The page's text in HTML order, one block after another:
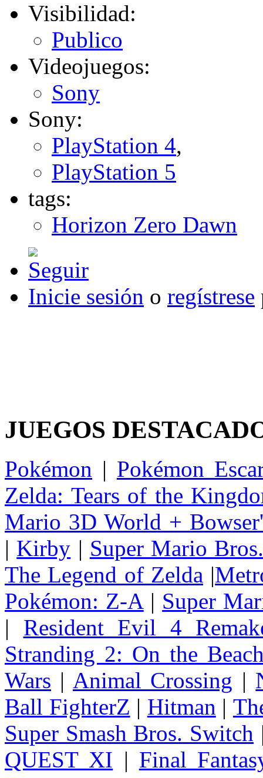
Visibilidad:
Publico
Videojuegos:
Sony
Sony:
PlayStation 4,
PlayStation 5
tags:
Horizon Zero Dawn
Inicie sesión o regístrese
JUEGOS
Pokémon | Pokémon
Zelda: Tears of the
Mario 3D World +
| Kirby | Super Mario
The Legend of Zelda |
Pokémon: Z-A | Super
| Resident Evil 4
Stranding 2: On the
Wars | Animal Crossing |
Ball FighterZ | Hitman |
Super Smash Bros. Switch
QUEST XI | Final